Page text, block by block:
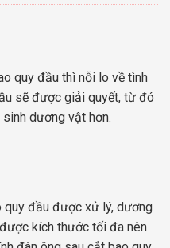
quy đầu thì nỗi lo về tình
sẽ được giải quyết, từ đó
dương vật hơn.
quy đầu được xử lý, dương
kích thước tối đa nên